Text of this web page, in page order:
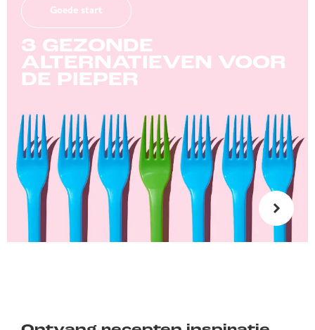
Goede start
3 GEZONDE
ALTERNATIEVEN VOOR
DE PIEPER